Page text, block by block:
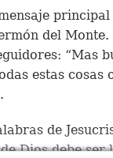
del
“Mas
estas cosas
de
Dios debe